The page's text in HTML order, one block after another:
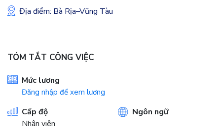
Địa điểm: Bà Rịa–Vũng Tàu
TÓM TẮT CÔNG VIỆC
Mức lương
Đăng nhập để xem lương
Cấp độ
Nhân viên
Ngôn ngữ